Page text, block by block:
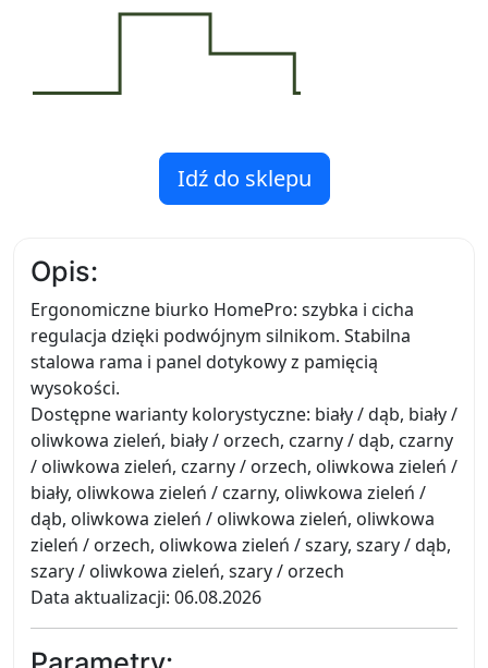
Idź do sklepu
Opis:
Ergonomiczne biurko HomePro: szybka i cicha
regulacja dzięki podwójnym silnikom. Stabilna
stalowa rama i panel dotykowy z pamięcią
wysokości.
Dostępne warianty kolorystyczne: biały / dąb, biały /
oliwkowa zieleń, biały / orzech, czarny / dąb, czarny
/ oliwkowa zieleń, czarny / orzech, oliwkowa zieleń /
biały, oliwkowa zieleń / czarny, oliwkowa zieleń /
dąb, oliwkowa zieleń / oliwkowa zieleń, oliwkowa
zieleń / orzech, oliwkowa zieleń / szary, szary / dąb,
szary / oliwkowa zieleń, szary / orzech
Data aktualizacji: 06.08.2026